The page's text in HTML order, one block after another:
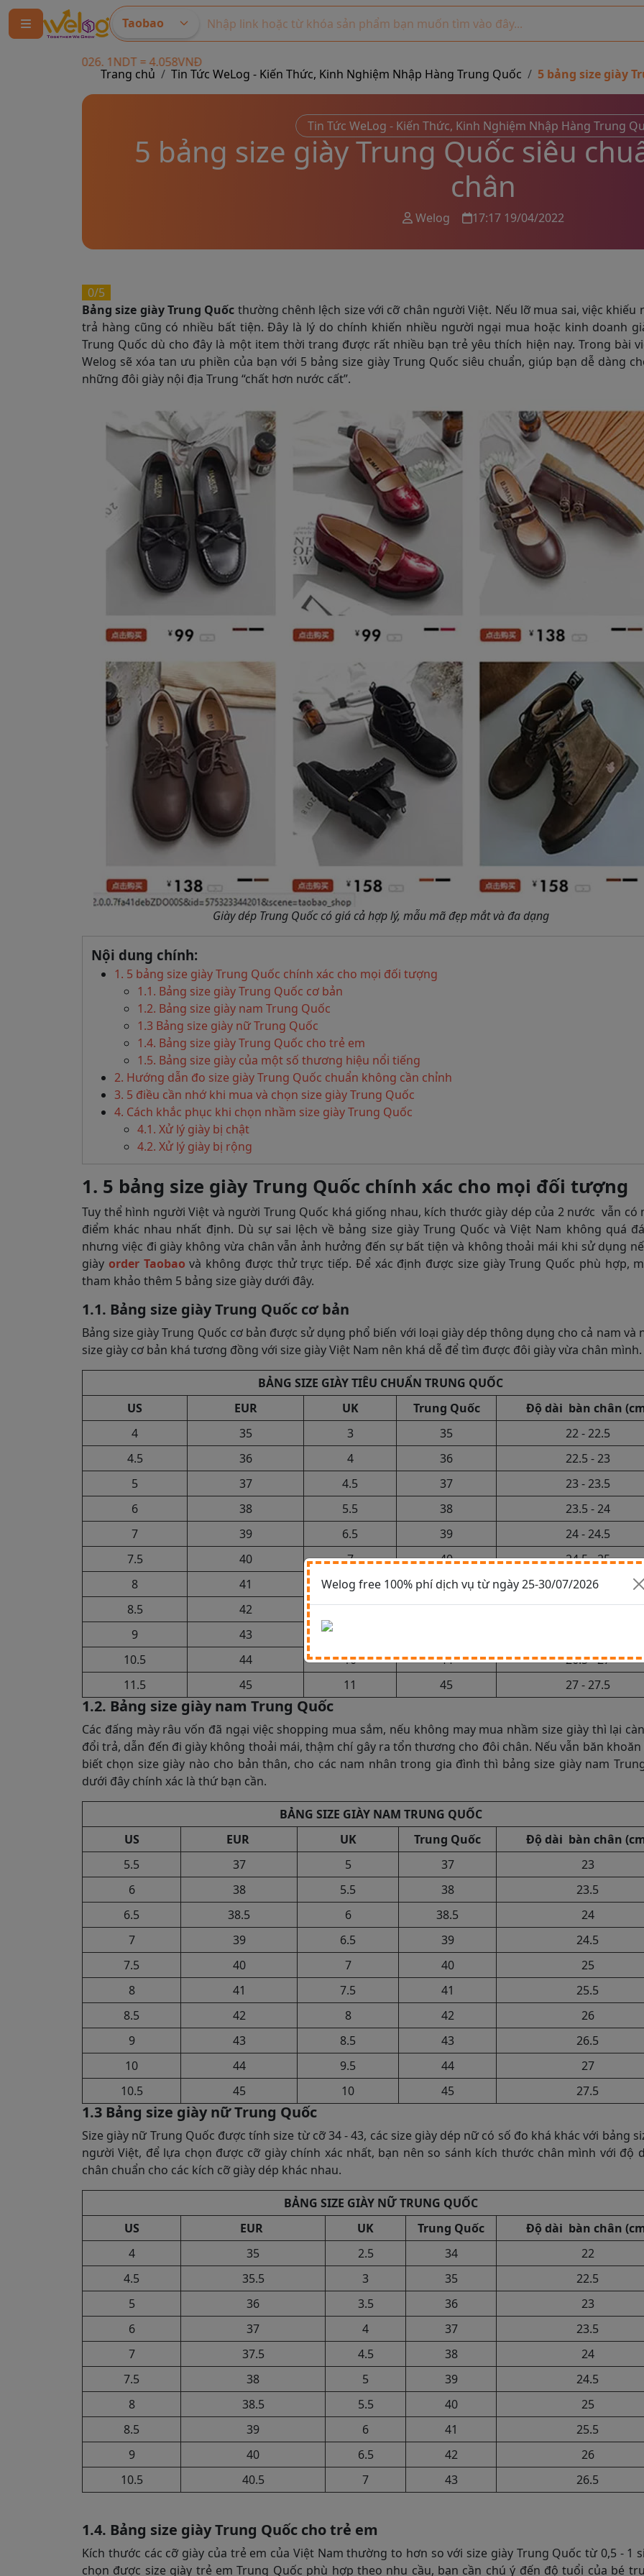
Taobao
1NDT = 4.058VNĐ
Trang chủ Tin Tức WeLog - Kiến Thức, Kinh Nghiệm Nhập Hàng Trung Quốc 5 bảng size giày
Tin Tức WeLog - Kiến Thức, Kinh Nghiệm Nhập Hàng Trung
5 bảng size giày Trung Quốc siêu
chân
Welog 17:17 19/04/2022
0/5
Bảng size giày Trung Quốc thường chênh lệch size với cỡ chân người Việt. Nếu lỡ mua sai, việc khiếu
trả hàng cũng có nhiều bất tiện. Đây là lý do chính khiến nhiều người ngại mua hoặc kinh doanh
Trung Quốc dù cho đây là một item thời trang được rất nhiều bạn trẻ yêu thích hiện nay. Trong bài
Welog sẽ xóa tan ưu phiền của bạn với 5 bảng size giày Trung Quốc siêu chuẩn, giúp bạn dễ dàng
những đôi giày nội địa Trung “chất hơn nước cất”.
Giày dép Trung Quốc có giá cả hợp lý, mẫu mã đẹp mắt và đa dạng
Nội dung chính:
1. 5 bảng size giày Trung Quốc chính xác cho mọi đối tượng
1.1. Bảng size giày Trung Quốc cơ bản
1.2. Bảng size giày nam Trung Quốc
1.3 Bảng size giày nữ Trung Quốc
1.4. Bảng size giày Trung Quốc cho trẻ em
1.5. Bảng size giày của một số thương hiệu nổi tiếng
2. Hướng dẫn đo size giày Trung Quốc chuẩn không cần chỉnh
3. 5 điều cần nhớ khi mua và chọn size giày Trung Quốc
4. Cách khắc phục khi chọn nhầm size giày Trung Quốc
4.1. Xử lý giày bị chật
4.2. Xử lý giày bị rộng
1. 5 bảng size giày Trung Quốc chính xác cho mọi đối tượng
Tuy thể hình người Việt và người Trung Quốc khá giống nhau, kích thước giày dép của 2 nước vẫn có
điểm khác nhau nhất định. Dù sự sai lệch về bảng size giày Trung Quốc và Việt Nam không quá
nhưng việc đi giày không vừa chân vẫn ảnh hưởng đến sự bất tiện và không thoải mái khi sử dụng
giày order Taobao và không được thử trực tiếp. Để xác định được size giày Trung Quốc phù hợp,
tham khảo thêm 5 bảng size giày dưới đây.
1.1. Bảng size giày Trung Quốc cơ bản
Bảng size giày Trung Quốc cơ bản được sử dụng phổ biến với loại giày dép thông dụng cho cả nam và
size giày cơ bản khá tương đồng với size giày Việt Nam nên khá dễ để tìm được đôi giày vừa chân mình.
BẢNG SIZE GIÀY TIÊU CHUẨN TRUNG QUỐC
US
EUR UK Trung Quốc
Độ dài bàn chân
4
35 3 35
22 - 22.5
4.5
36 4 36
22.5 - 23
5
37 4.5 37
23 - 23.5
6
38 5.5 38
23.5 - 24
7
39 6.5 39
24 - 24.5
7.5
40 7 40
24.5 - 25
8
41 7.5 41
25 - 25.5
8.5
42 8 42
25.5 - 26
9
43
10.5
44 10 44
26.5 - 27
11.5
45 11 45 27 - 27.5
1.2. Bảng size giày nam Trung Quốc
Các đấng mày râu vốn đã ngại việc shopping mua sắm, nếu không may mua nhầm size giày thì lại
đổi trả, dẫn đến đi giày không thoải mái, thậm chí gây ra tổn thương cho đôi chân. Nếu vẫn băn
biết chọn size giày nào cho bản thân, cho các nam nhân trong gia đình thì bảng size giày nam
dưới đây chính xác là thứ bạn cần.
BẢNG SIZE GIÀY NAM TRUNG QUỐC
US
EUR UK Trung Quốc
Độ dài bàn chân
5.5
37 5 37
23
6
38 5.5 38
23.5
6.5
38.5 6 38.5
24
7
39 6.5 39
24.5
7.5
40 7 40
25
8
41 7.5 41
25.5
8.5
42 8 42
26
9
43 8.5 43
26.5
10
44 9.5 44
27
10.5
45 10 45 27.5
1.3 Bảng size giày nữ Trung Quốc
Size giày nữ Trung Quốc được tính size từ cỡ 34 - 43, các size giày dép nữ có số đo khá khác với bảng
người Việt, để lựa chọn được cỡ giày chính xác nhất, bạn nên so sánh kích thước chân mình với độ
chân chuẩn cho các kích cỡ giày dép khác nhau.
BẢNG SIZE GIÀY NỮ TRUNG QUỐC
US
EUR UK Trung Quốc
Độ dài bàn chân
4
35 2.5 34
22
4.5
35.5 3 35
22.5
5
36 3.5 36
23
6
37 4 37
23.5
7
37.5 4.5 38
24
7.5
38 5 39
24.5
8
38.5 5.5 40
25
8.5
39 6 41
25.5
9
40 6.5 42
26
10.5
40.5 7 43 26.5
1.4. Bảng size giày Trung Quốc cho trẻ em
Kích thước các cỡ giày của trẻ em của Việt Nam thường to hơn so với size giày Trung Quốc từ 0,5 - 1
chọn được size giày trẻ em Trung Quốc phù hợp theo nhu cầu, bạn cần chú ý đến độ tuổi của bé
Welog free 100% phí dịch vụ từ ngày 25-30/07/2026